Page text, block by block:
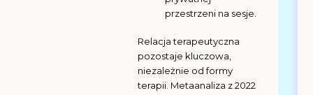
przestrzeni na sesje.
Relacja terapeutyczna
pozostaje kluczowa,
niezależnie od formy
terapii. Metaanaliza z 2022